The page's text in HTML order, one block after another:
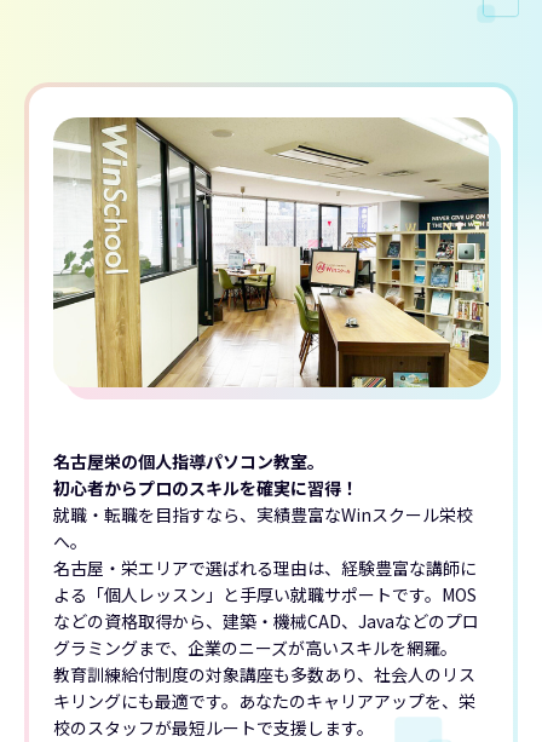
名古屋栄の個人指導パソコン教室。
初心者からプロのスキルを確実に習得！
就職・転職を目指すなら、実績豊富なWinスクール栄校
へ。
名古屋・栄エリアで選ばれる理由は、経験豊富な講師に
よる「個人レッスン」と手厚い就職サポートです。MOS
などの資格取得から、建築・機械CAD、Javaなどのプロ
グラミングまで、企業のニーズが高いスキルを網羅。
教育訓練給付制度の対象講座も多数あり、社会人のリス
キリングにも最適です。あなたのキャリアアップを、栄
校のスタッフが最短ルートで支援します。